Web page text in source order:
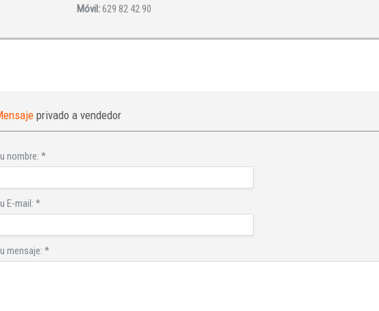
Móvil:629 82 42 90
privado a vendedor
nombre: *
E-mail: *
mensaje: *